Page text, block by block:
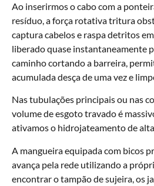
Ao inserirmos o cabo com a
resíduo, a força rotativa tritura
captura cabelos e raspa detritos
liberado quase instantaneamente
caminho cortando a barreira,
acumulada desça de uma vez e
Nas tubulações principais ou nas
volume de esgoto travado é
ativamos o hidrojateamento de
A mangueira equipada com bicos
avança pela rede utilizando a
encontrar o tampão de sujeira, os